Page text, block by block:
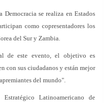
se realiza en Estados
como copresentadores los
del Sur y Zambia.
de este evento, el objetivo es
con sus ciudadanos y están mejor
del mundo".
Latinoamericano de